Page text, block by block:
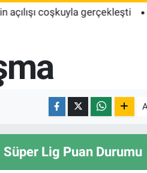
coşkuyla gerçekleşti 13:08
Süper Lig Puan Durumu